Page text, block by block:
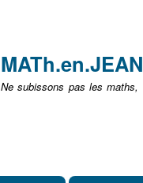
Ne subissons pas les